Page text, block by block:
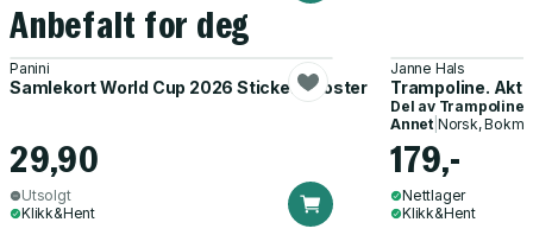
Anbefalt for deg
Panini
Samlekort World Cup 2026 Sticker Booster
29,90
Utsolgt
Klikk&Hent
Janne Hals
Trampoline.
Del av Trampoline
Annet| Norsk,
179,-
Nettlager
Klikk&Hent